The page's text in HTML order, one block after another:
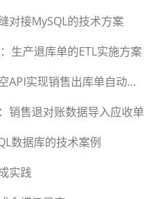
对接MySQL的技术方案
生产退库单的ETL实施方案
提升业务效率：通过金蝶云星空API实现销售出库单自动化对接
销售退对账数据导入应收单
数据库的技术案例
实践